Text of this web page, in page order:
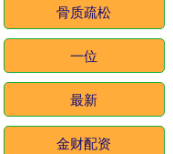
骨质疏松
一位
最新
金财配资